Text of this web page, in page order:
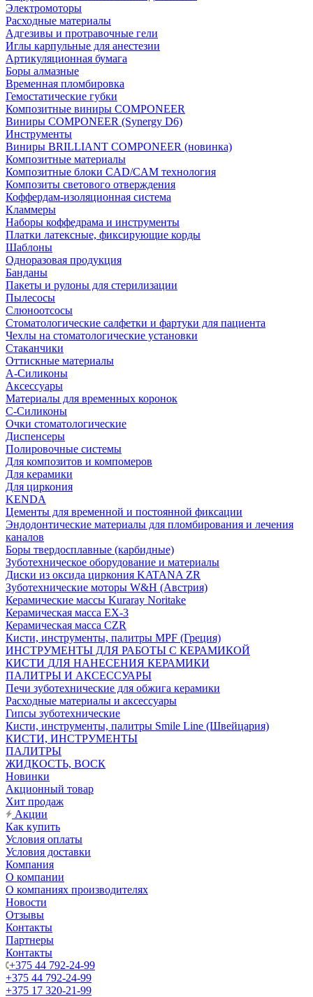
Электромоторы
Расходные материалы
Адгезивы и протравочные гели
Иглы карпульные для анестезии
Артикуляционная бумага
Боры алмазные
Временная пломбировка
Гемостатические губки
Композитные виниры COMPONEER
Виниры COMPONEER (Synergy D6)
Инструменты
Виниры BRILLIANT COMPONEER (новинка)
Композитные материалы
Композитные блоки CAD/СAM технология
Композиты светового отверждения
Коффердам-изоляционная система
Кламмеры
Наборы коффедрама и инструменты
Платки латексные, фиксирующие корды
Шаблоны
Одноразовая продукция
Банданы
Пакеты и рулоны для стерилизации
Пылесосы
Слюноотсосы
Стоматологические салфетки и фартуки для пациента
Чехлы на стоматологические установки
Стаканчики
Оттискные материалы
А-Силиконы
Аксессуары
Материалы для временных коронок
С-Силиконы
Очки стоматологические
Диспенсеры
Полировочные системы
Для композитов и компомеров
Для керамики
Для циркония
KENDA
Цементы для временной и постоянной фиксации
Эндодонтические материалы для пломбирования и лечения
каналов
Боры твердосплавные (карбидные)
Зуботехническое оборудование и материалы
Диски из оксида циркония KATANA ZR
Зуботехнические моторы W&H (Австрия)
Керамические массы Kuraray Noritake
Керамическая масса EX-3
Керамическая масса CZR
Кисти, инструменты, палитры MPF (Греция)
ИНСТРУМЕНТЫ ДЛЯ РАБОТЫ С КЕРАМИКОЙ
КИСТИ ДЛЯ НАНЕСЕНИЯ КЕРАМИКИ
ПАЛИТРЫ И АКСЕССУАРЫ
Печи зуботехнические для обжига керамики
Расходные материалы и аксессуары
Гипсы зуботехнические
Кисти, инструменты, палитры Smile Line (Швейцария)
КИСТИ, ИНСТРУМЕНТЫ
ПАЛИТРЫ
ЖИДКОСТЬ, ВОСК
Новинки
Акционный товар
Хит продаж
Акции
Как купить
Условия оплаты
Условия доставки
Компания
О компании
О компаниях производителях
Новости
Отзывы
Контакты
Партнеры
Контакты
+375 44 792-24-99
+375 44 792-24-99
+375 17 320-21-99